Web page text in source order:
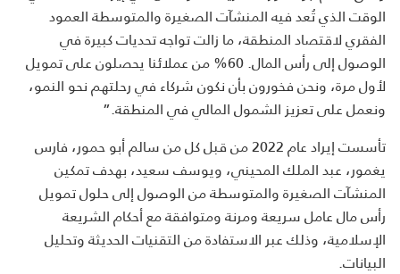
الوقت الذي تُعد فيه المنشآت الصغيرة والمتوسطة العمود
الفقري لاقتصاد المنطقة، ما زالت تواجه تحديات كبيرة في
الوصول إلى رأس المال. 60% من عملائنا يحصلون على تمويل
لأول مرة، ونحن فخورون بأن نكون شركاء في رحلتهم نحو النمو،
ونعمل على تعزيز الشمول المالي في المنطقة.”
تأسست إيراد عام 2022 من قبل كل من سالم أبو حمور، فارس
يغمور، عبد الملك المحيني، ويوسف سعيد، بهدف تمكين
المنشآت الصغيرة والمتوسطة من الوصول إلى حلول تمويل
رأس مال عامل سريعة ومرنة ومتوافقة مع أحكام الشريعة
الإسلامية، وذلك عبر الاستفادة من التقنيات الحديثة وتحليل
البيانات.